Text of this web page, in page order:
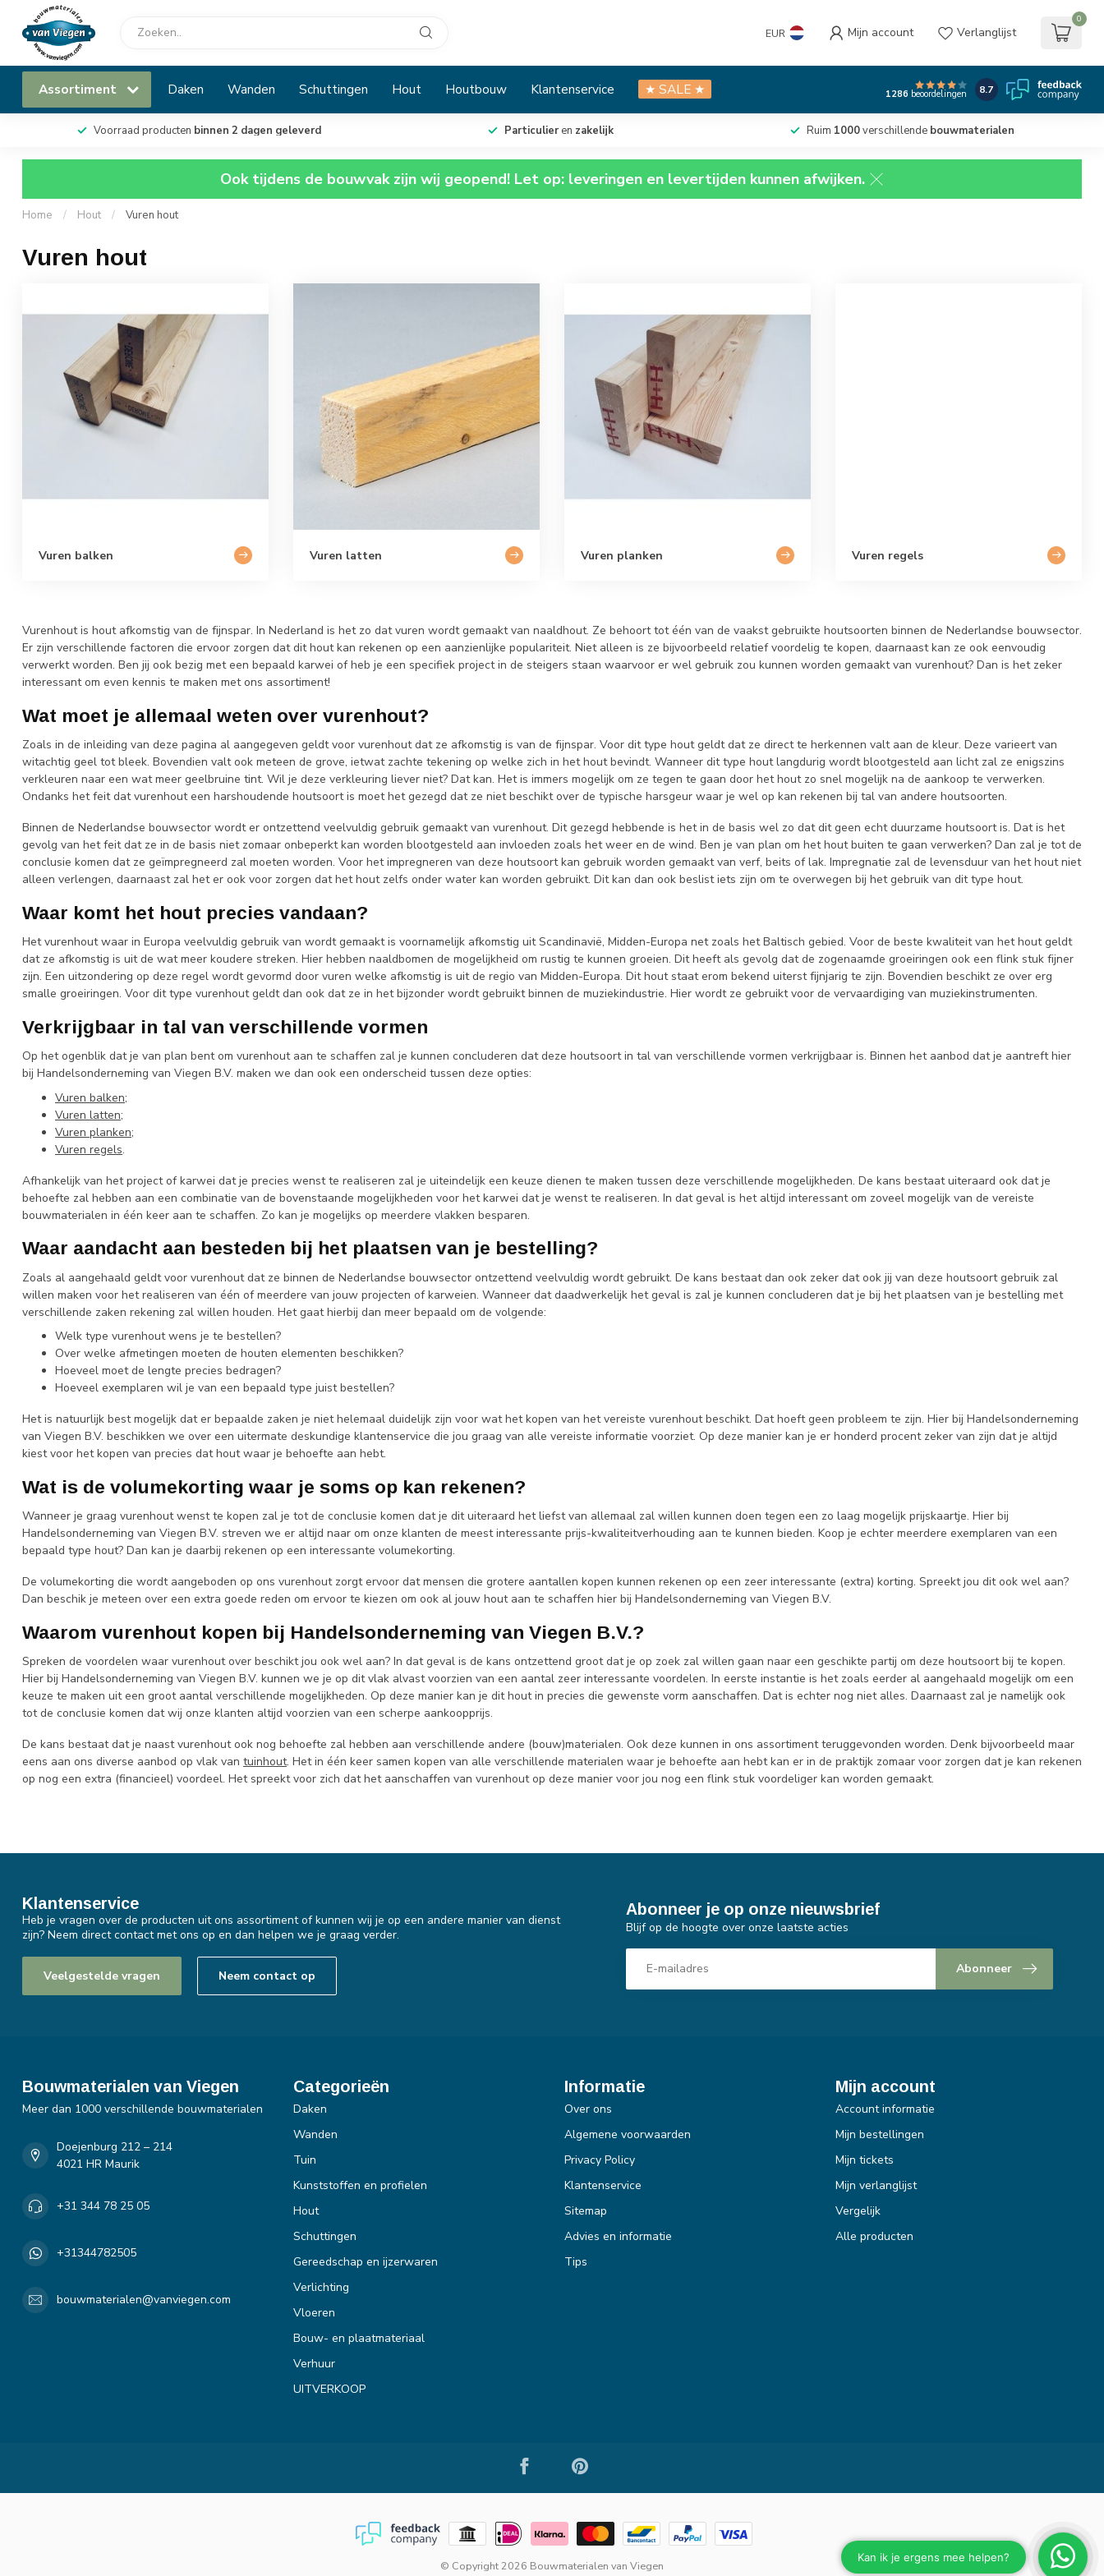
EUR Mijn account Verlanglijst
0
Assortiment Daken Wanden Schuttingen Hout Houtbouw Klantenservice ★ SALE ★ 1286 beoordelingen 8.7
Voorraad producten binnen 2 dagen geleverd Particulieren zakelijk Ruim 1000verschillende bouwmaterialen
Ook tijdens de bouwvak zijn wij geopend! Let op: leveringen en levertijden kunnen afwijken.
Home / Hout / Vuren hout
Vuren hout
Vuren balken Vuren latten Vuren planken Vuren regels
Vurenhout is hout afkomstig van de fijnspar. In Nederland is het zo dat vuren wordt gemaakt van naaldhout. Ze behoort tot één van de vaakst gebruikte houtsoorten binnen de Nederlandse bouwsector.
Er zijn verschillende factoren die ervoor zorgen dat dit hout kan rekenen op een aanzienlijke populariteit. Niet alleen is ze bijvoorbeeld relatief voordelig te kopen, daarnaast kan ze ook eenvoudig
verwerkt worden. Ben jij ook bezig met een bepaald karwei of heb je een specifiek project in de steigers staan waarvoor er wel gebruik zou kunnen worden gemaakt van vurenhout? Dan is het zeker
interessant om even kennis te maken met ons assortiment!
Wat moet je allemaal weten over vurenhout?
Zoals in de inleiding van deze pagina al aangegeven geldt voor vurenhout dat ze afkomstig is van de fijnspar. Voor dit type hout geldt dat ze direct te herkennen valt aan de kleur. Deze varieert van
witachtig geel tot bleek. Bovendien valt ook meteen de grove, ietwat zachte tekening op welke zich in het hout bevindt. Wanneer dit type hout langdurig wordt blootgesteld aan licht zal ze enigszins
verkleuren naar een wat meer geelbruine tint. Wil je deze verkleuring liever niet? Dat kan. Het is immers mogelijk om ze tegen te gaan door het hout zo snel mogelijk na de aankoop te verwerken.
Ondanks het feit dat vurenhout een harshoudende houtsoort is moet het gezegd dat ze niet beschikt over de typische harsgeur waar je wel op kan rekenen bij tal van andere houtsoorten.
Binnen de Nederlandse bouwsector wordt er ontzettend veelvuldig gebruik gemaakt van vurenhout. Dit gezegd hebbende is het in de basis wel zo dat dit geen echt duurzame houtsoort is. Dat is het
gevolg van het feit dat ze in de basis niet zomaar onbeperkt kan worden blootgesteld aan invloeden zoals het weer en de wind. Ben je van plan om het hout buiten te gaan verwerken? Dan zal je tot de
conclusie komen dat ze geïmpregneerd zal moeten worden. Voor het impregneren van deze houtsoort kan gebruik worden gemaakt van verf, beits of lak. Impregnatie zal de levensduur van het hout niet
alleen verlengen, daarnaast zal het er ook voor zorgen dat het hout zelfs onder water kan worden gebruikt. Dit kan dan ook beslist iets zijn om te overwegen bij het gebruik van dit type hout.
Waar komt het hout precies vandaan?
Het vurenhout waar in Europa veelvuldig gebruik van wordt gemaakt is voornamelijk afkomstig uit Scandinavië, Midden-Europa net zoals het Baltisch gebied. Voor de beste kwaliteit van het hout geldt
dat ze afkomstig is uit de wat meer koudere streken. Hier hebben naaldbomen de mogelijkheid om rustig te kunnen groeien. Dit heeft als gevolg dat de zogenaamde groeiringen ook een flink stuk fijner
zijn. Een uitzondering op deze regel wordt gevormd door vuren welke afkomstig is uit de regio van Midden-Europa. Dit hout staat erom bekend uiterst fijnjarig te zijn. Bovendien beschikt ze over erg
smalle groeiringen. Voor dit type vurenhout geldt dan ook dat ze in het bijzonder wordt gebruikt binnen de muziekindustrie. Hier wordt ze gebruikt voor de vervaardiging van muziekinstrumenten.
Verkrijgbaar in tal van verschillende vormen
Op het ogenblik dat je van plan bent om vurenhout aan te schaffen zal je kunnen concluderen dat deze houtsoort in tal van verschillende vormen verkrijgbaar is. Binnen het aanbod dat je aantreft hier
bij Handelsonderneming van Viegen B.V. maken we dan ook een onderscheid tussen deze opties:
Vuren balken;
Vuren latten;
Vuren planken;
Vuren regels.
Afhankelijk van het project of karwei dat je precies wenst te realiseren zal je uiteindelijk een keuze dienen te maken tussen deze verschillende mogelijkheden. De kans bestaat uiteraard ook dat je
behoefte zal hebben aan een combinatie van de bovenstaande mogelijkheden voor het karwei dat je wenst te realiseren. In dat geval is het altijd interessant om zoveel mogelijk van de vereiste
bouwmaterialen in één keer aan te schaffen. Zo kan je mogelijks op meerdere vlakken besparen.
Waar aandacht aan besteden bij het plaatsen van je bestelling?
Zoals al aangehaald geldt voor vurenhout dat ze binnen de Nederlandse bouwsector ontzettend veelvuldig wordt gebruikt. De kans bestaat dan ook zeker dat ook jij van deze houtsoort gebruik zal
willen maken voor het realiseren van één of meerdere van jouw projecten of karweien. Wanneer dat daadwerkelijk het geval is zal je kunnen concluderen dat je bij het plaatsen van je bestelling met
verschillende zaken rekening zal willen houden. Het gaat hierbij dan meer bepaald om de volgende:
Welk type vurenhout wens je te bestellen?
Over welke afmetingen moeten de houten elementen beschikken?
Hoeveel moet de lengte precies bedragen?
Hoeveel exemplaren wil je van een bepaald type juist bestellen?
Het is natuurlijk best mogelijk dat er bepaalde zaken je niet helemaal duidelijk zijn voor wat het kopen van het vereiste vurenhout beschikt. Dat hoeft geen probleem te zijn. Hier bij Handelsonderneming
van Viegen B.V. beschikken we over een uitermate deskundige klantenservice die jou graag van alle vereiste informatie voorziet. Op deze manier kan je er honderd procent zeker van zijn dat je altijd
kiest voor het kopen van precies dat hout waar je behoefte aan hebt.
Wat is de volumekorting waar je soms op kan rekenen?
Wanneer je graag vurenhout wenst te kopen zal je tot de conclusie komen dat je dit uiteraard het liefst van allemaal zal willen kunnen doen tegen een zo laag mogelijk prijskaartje. Hier bij
Handelsonderneming van Viegen B.V. streven we er altijd naar om onze klanten de meest interessante prijs-kwaliteitverhouding aan te kunnen bieden. Koop je echter meerdere exemplaren van een
bepaald type hout? Dan kan je daarbij rekenen op een interessante volumekorting.
De volumekorting die wordt aangeboden op ons vurenhout zorgt ervoor dat mensen die grotere aantallen kopen kunnen rekenen op een zeer interessante (extra) korting. Spreekt jou dit ook wel aan?
Dan beschik je meteen over een extra goede reden om ervoor te kiezen om ook al jouw hout aan te schaffen hier bij Handelsonderneming van Viegen B.V.
Waarom vurenhout kopen bij Handelsonderneming van Viegen B.V.?
Spreken de voordelen waar vurenhout over beschikt jou ook wel aan? In dat geval is de kans ontzettend groot dat je op zoek zal willen gaan naar een geschikte partij om deze houtsoort bij te kopen.
Hier bij Handelsonderneming van Viegen B.V. kunnen we je op dit vlak alvast voorzien van een aantal zeer interessante voordelen. In eerste instantie is het zoals eerder al aangehaald mogelijk om een
keuze te maken uit een groot aantal verschillende mogelijkheden. Op deze manier kan je dit hout in precies die gewenste vorm aanschaffen. Dat is echter nog niet alles. Daarnaast zal je namelijk ook
tot de conclusie komen dat wij onze klanten altijd voorzien van een scherpe aankoopprijs.
De kans bestaat dat je naast vurenhout ook nog behoefte zal hebben aan verschillende andere (bouw)materialen. Ook deze kunnen in ons assortiment teruggevonden worden. Denk bijvoorbeeld maar
eens aan ons diverse aanbod op vlak van tuinhout. Het in één keer samen kopen van alle verschillende materialen waar je behoefte aan hebt kan er in de praktijk zomaar voor zorgen dat je kan rekenen
op nog een extra (financieel) voordeel. Het spreekt voor zich dat het aanschaffen van vurenhout op deze manier voor jou nog een flink stuk voordeliger kan worden gemaakt.
Klantenservice
Heb je vragen over de producten uit ons assortiment of kunnen wij je op een andere manier van dienst
zijn? Neem direct contact met ons op en dan helpen we je graag verder.
Veelgestelde vragen Neem contact op
Abonneer je op onze nieuwsbrief
Blijf op de hoogte over onze laatste acties
Abonneer
Bouwmaterialen van Viegen
Meer dan 1000 verschillende bouwmaterialen
Doejenburg 212 – 214
4021 HR Maurik
+31 344 78 25 05
+31344782505
bouwmaterialen@vanviegen.com
Categorieën
Daken
Wanden
Tuin
Kunststoffen en profielen
Hout
Schuttingen
Gereedschap en ijzerwaren
Verlichting
Vloeren
Bouw- en plaatmateriaal
Verhuur
UITVERKOOP
Informatie
Over ons
Algemene voorwaarden
Privacy Policy
Klantenservice
Sitemap
Advies en informatie
Tips
Mijn account
Account informatie
Mijn bestellingen
Mijn tickets
Mijn verlanglijst
Vergelijk
Alle producten
© Copyright 2026 Bouwmaterialen van Viegen